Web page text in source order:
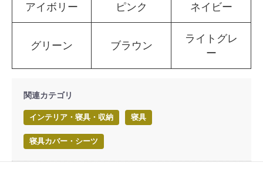
アイボリー ピンク ネイビー
グリーン ブラウン
ライトグレ
ー
関連カテゴリ
インテリア・寝具・収納 寝具
寝具カバー・シーツ